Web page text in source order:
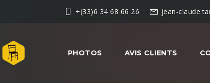
+(33)6 34 68 66 26 jean-
PHOTOS AVIS CLIENTS